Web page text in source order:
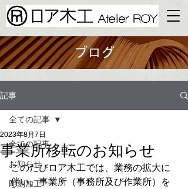
ブログ
記事
全ての記事
お知らせ
彫刻加工
全ての記事
事業所移転のお知らせ
2023年8月7日
このたびロア木工では、業務の拡大に
伴い、事業所（事務所及び作業所）を